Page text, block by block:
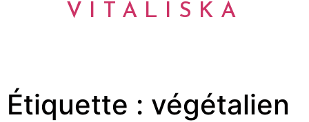
VITALISKA
Étiquette : végétalien